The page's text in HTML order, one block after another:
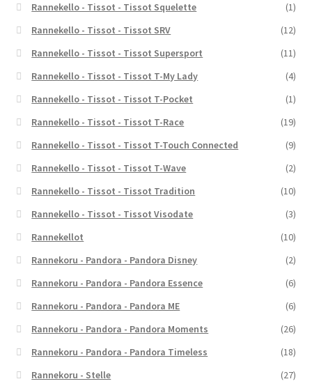
Rannekello - Tissot - Tissot Squelette
(1)
Rannekello - Tissot - Tissot SRV
(12)
Rannekello - Tissot - Tissot Supersport
(11)
Rannekello - Tissot - Tissot T-My Lady
(4)
Rannekello - Tissot - Tissot T-Pocket
(1)
Rannekello - Tissot - Tissot T-Race
(19)
Rannekello - Tissot - Tissot T-Touch Connected
(9)
Rannekello - Tissot - Tissot T-Wave
(2)
Rannekello - Tissot - Tissot Tradition
(10)
Rannekello - Tissot - Tissot Visodate
(3)
Rannekellot
(10)
Rannekoru - Pandora - Pandora Disney
(2)
Rannekoru - Pandora - Pandora Essence
(6)
Rannekoru - Pandora - Pandora ME
(6)
Rannekoru - Pandora - Pandora Moments
(26)
Rannekoru - Pandora - Pandora Timeless
(18)
Rannekoru - Stelle
(27)